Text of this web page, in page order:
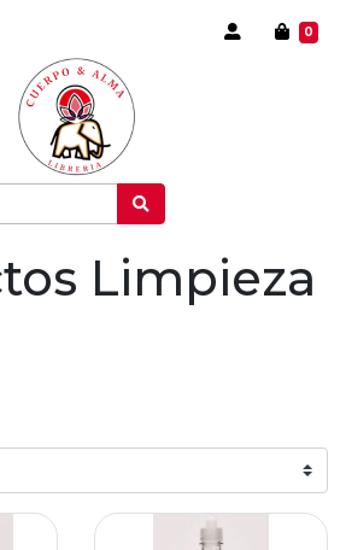
0
Limpieza